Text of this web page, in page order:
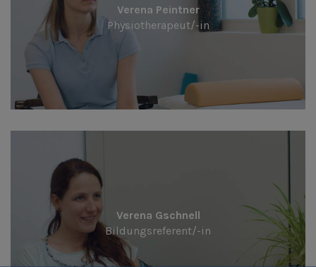
Verena Peintner
Physiotherapeut/-in
Verena Gschnell
Bildungsreferent/-in